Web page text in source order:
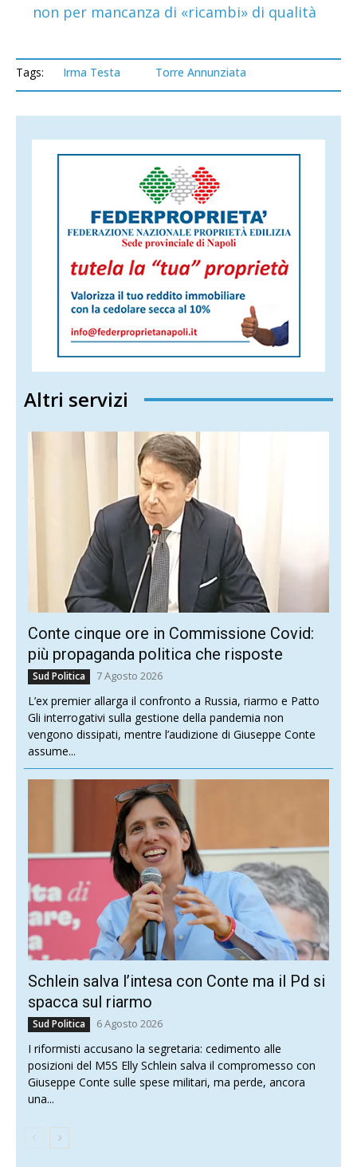
non per mancanza di «ricambi» di qualità
Tags: Irma Testa Torre Annunziata
Altri servizi
Conte cinque ore in Commissione Covid:
più propaganda politica che risposte
Sud Politica 7 Agosto 2026
L’ex premier allarga il confronto a Russia, riarmo e Patto
Gli interrogativi sulla gestione della pandemia non
vengono dissipati, mentre l’audizione di Giuseppe Conte
assume...
Schlein salva l’intesa con Conte ma il Pd si
spacca sul riarmo
Sud Politica 6 Agosto 2026
I riformisti accusano la segretaria: cedimento alle
posizioni del M5S Elly Schlein salva il compromesso con
Giuseppe Conte sulle spese militari, ma perde, ancora
una...